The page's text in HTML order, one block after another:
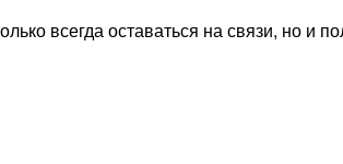
всегда оставаться на связи, но